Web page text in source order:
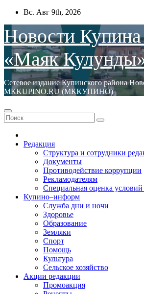
Перейти
содержимому
Вс. Авг 9th, 2026
Новости Купина
«Маяк
Сетевое издание Купинского района
МКKUPINO.RU (МККУПИНО)
Редакция
Структура и сотрудники
Документы
Противодействие коррупции
Рекламодателям
Специальная оценка условий
Купино–информ
Служба дни и ночи
Здоровье
Образование
Земляки
Спорт
Помощь
Культура
Сельское хозяйство
Акции редакции
Промоакция